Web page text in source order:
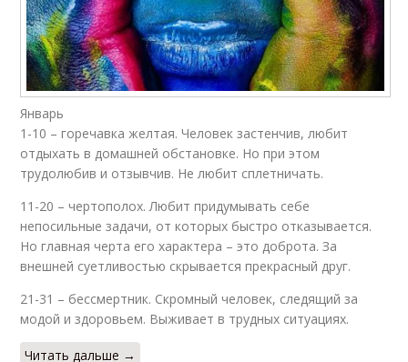
Январь
1-10 – горечавка желтая. Человек застенчив, любит
отдыхать в домашней обстановке. Но при этом
трудолюбив и отзывчив. Не любит сплетничать.
11-20 – чертополох. Любит придумывать себе
непосильные задачи, от которых быстро отказывается.
Но главная черта его характера – это доброта. За
внешней суетливостью скрывается прекрасный друг.
21-31 – бессмертник. Скромный человек, следящий за
модой и здоровьем. Выживает в трудных ситуациях.
Читать дальше →